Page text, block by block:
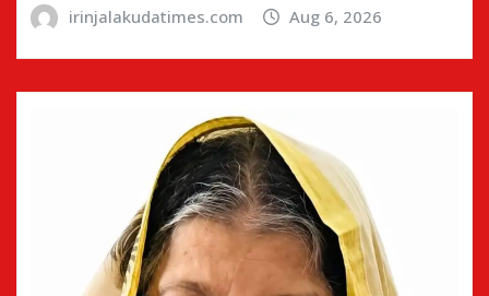
irinjalakudatimes.com Aug 6, 2026